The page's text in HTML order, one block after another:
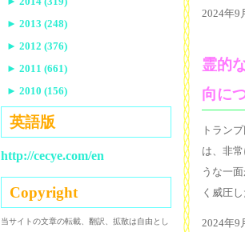
2024年9
霊的
向に
トラン
は、非
うな一
く威圧
2024年9
► 2013 (248)
► 2012 (376)
► 2011 (661)
► 2010 (156)
英語版
http://cecye.com/en
Copyright
当サイトの文章の転載、翻訳、拡散は自由とし